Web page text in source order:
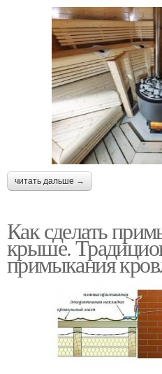
читать дальше →
Как сделать
крыше.
примыкания